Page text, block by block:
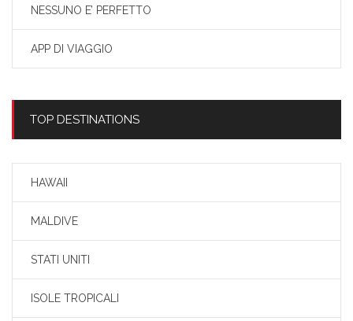
NESSUNO E’ PERFETTO
APP DI VIAGGIO
TOP DESTINATIONS
HAWAII
MALDIVE
STATI UNITI
ISOLE TROPICALI